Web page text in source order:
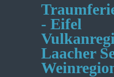
- Eifel
Laacher